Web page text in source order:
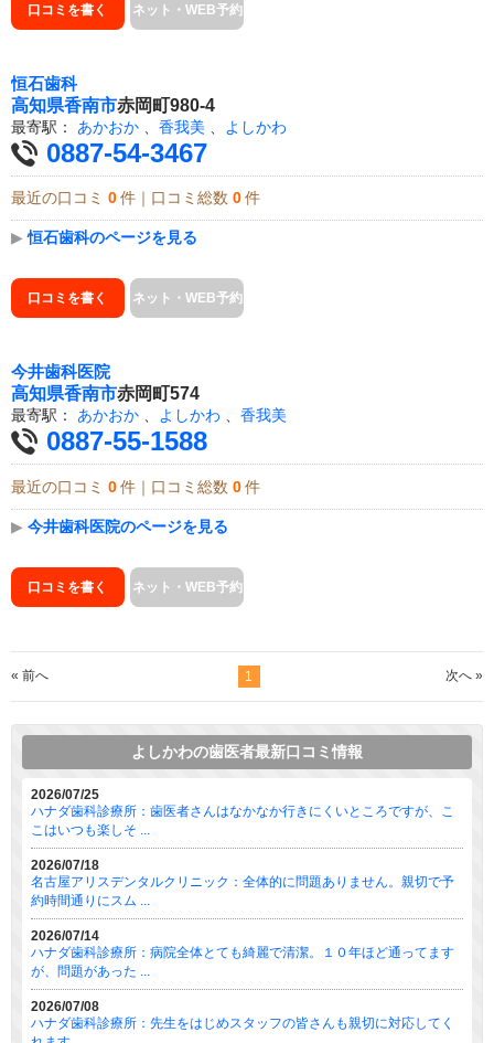
口コミを書く ネット・WEB予約
恒石歯科
高知県香南市赤岡町980-4
最寄駅： あかおか 香我美 よしかわ
0887-54-3467
最近の口コミ 0 件｜口コミ総数 0 件
▶ 恒石歯科のページを見る
口コミを書く ネット・WEB予約
今井歯科医院
高知県香南市赤岡町574
最寄駅： あかおか 、 よしかわ 、 香我美
0887-55-1588
最近の口コミ 0 件｜口コミ総数 0 件
▶ 今井歯科医院のページを見る
口コミを書く ネット・WEB予約
« 前へ 1 次へ »
よしかわの歯医者最新口コミ情報
2026/07/25
ハナダ歯科診療所：歯医者さんはなかなか行きにくいところですが、こ
こはいつも楽しそ ...
2026/07/18
名古屋アリスデンタルクリニック：全体的に問題ありません。親切で予
約時間通りにスム ...
2026/07/14
ハナダ歯科診療所：病院全体とても綺麗で清潔。１０年ほど通ってます
が、問題があった ...
2026/07/08
ハナダ歯科診療所：先生をはじめスタッフの皆さんも親切に対応してく